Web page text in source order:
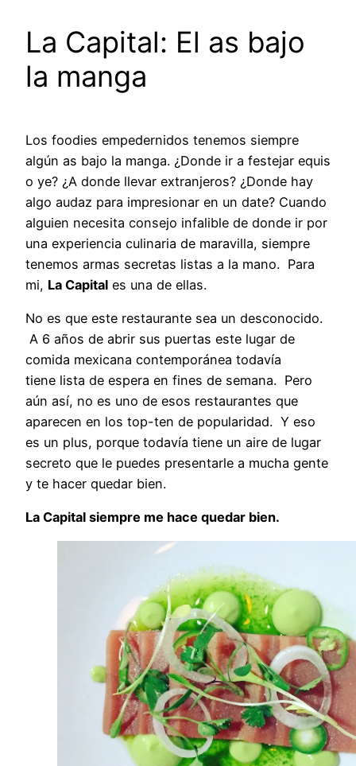
La Capital: El as bajo
la manga
Los foodies empedernidos tenemos siempre
algún as bajo la manga. ¿Donde ir a festejar equis
o ye? ¿A donde llevar extranjeros? ¿Donde hay
algo audaz para impresionar en un date? Cuando
alguien necesita consejo infalible de donde ir por
una experiencia culinaria de maravilla, siempre
tenemos armas secretas listas a la mano. Para
mi, La Capital es una de ellas.
No es que este restaurante sea un desconocido.
A 6 años de abrir sus puertas este lugar de
comida mexicana contemporánea todavía
tiene lista de espera en fines de semana. Pero
aún así, no es uno de esos restaurantes que
aparecen en los top-ten de popularidad. Y eso
es un plus, porque todavía tiene un aire de lugar
secreto que le puedes presentarle a mucha gente
y te hacer quedar bien.
La Capital siempre me hace quedar bien.